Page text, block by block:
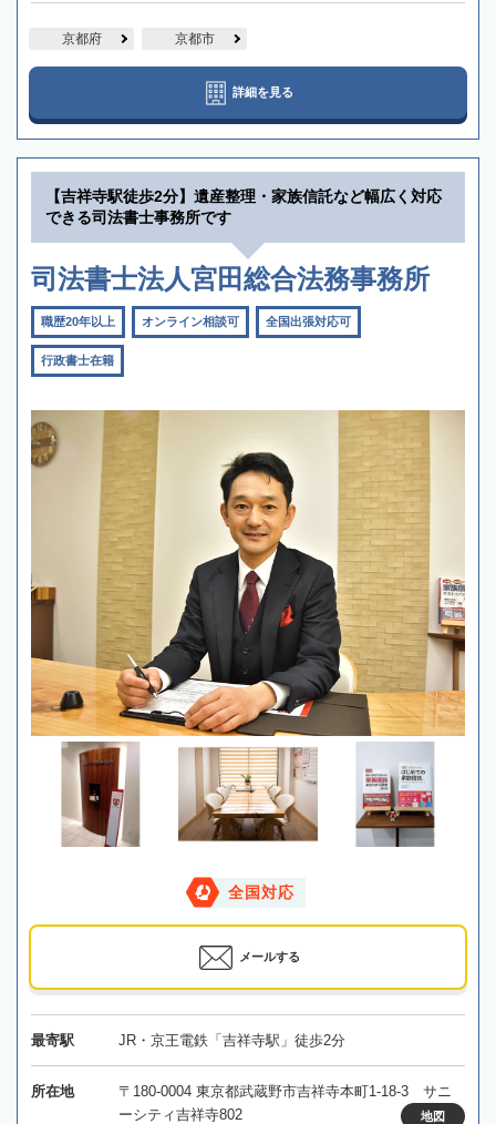
京都府 京都市
詳細を見る
【吉祥寺駅徒歩2分】遺産整理・家族信託など幅広く対応
できる司法書士事務所です
司法書士法人宮田総合法務事務所
職歴20年以上 オンライン相談可 全国出張対応可
行政書士在籍
全国対応
メールする
最寄駅 JR・京王電鉄「吉祥寺駅」徒歩2分
所在地
〒180-0004 東京都武蔵野市吉祥寺本町1-18-3 サニ
ーシティ吉祥寺802
地図